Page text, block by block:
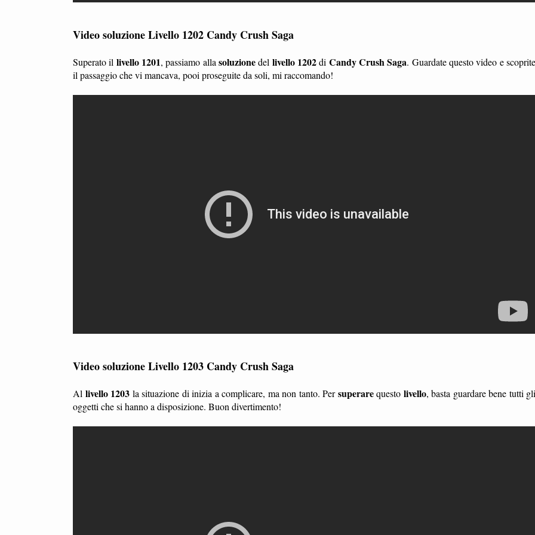
Video soluzione Livello 1202 Candy Crush Saga
Superato il livello 1201, passiamo allasoluzionedel livello 1202di Candy Crush Saga. Guardate questo video e
il passaggio che vi mancava, pooi proseguite da soli, mi raccomando!
Video soluzione Livello 1203 Candy Crush Saga
Al livello 1203 la situazione di inizia a complicare, ma non tanto. Persuperarequesto livello, basta guardare bene tutti gli
oggetti che si hanno a disposizione. Buon divertimento!